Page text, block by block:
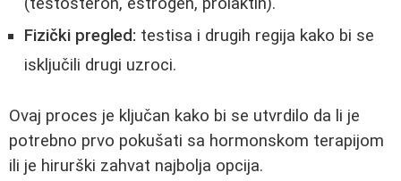
Fizički pregled: testisa i drugih regija kako bi se
isključili drugi uzroci.
Ovaj proces je ključan kako bi se utvrdilo da li je
potrebno prvo pokušati sa hormonskom terapijom
ili je hirurški zahvat najbolja opcija.